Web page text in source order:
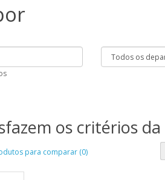
os critérios da
para comparar (0)